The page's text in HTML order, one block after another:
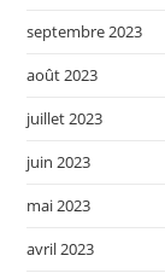
septembre 2023
août 2023
juillet 2023
juin 2023
mai 2023
avril 2023